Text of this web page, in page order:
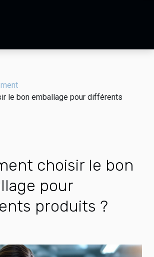
le bon emballage pour différents
choisir le bon
pour
produits ?